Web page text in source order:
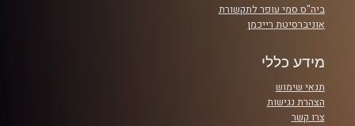
ביה"ס סמי עופר לתקשורת
אוניברסיטת רייכמן
מידע כללי
תנאי שימוש
הצהרת נגישות
צרו קשר